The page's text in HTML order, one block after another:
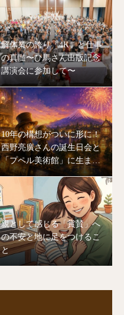
解体業の誇り「4K」と仕事
の真髄〜ひ馬さん出版記念
講演会に参加して〜
10年の構想がついに形に！
西野亮廣さんの誕生日会と
「プペル美術館」に生まれ
変わる川口湖の奇跡
親として感じる「賞賛」へ
の不安と地に足をつけるこ
と